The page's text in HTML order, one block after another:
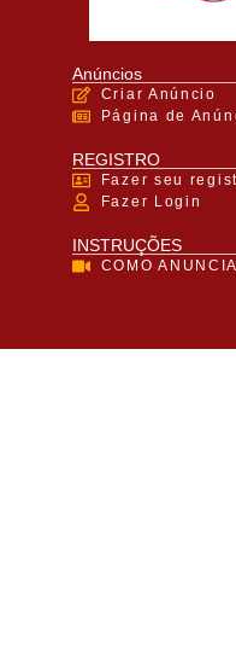
Anúncios
Criar Anúncio
Página de
REGISTRO
Fazer seu
Fazer Login
INSTRUÇÕES
COMO